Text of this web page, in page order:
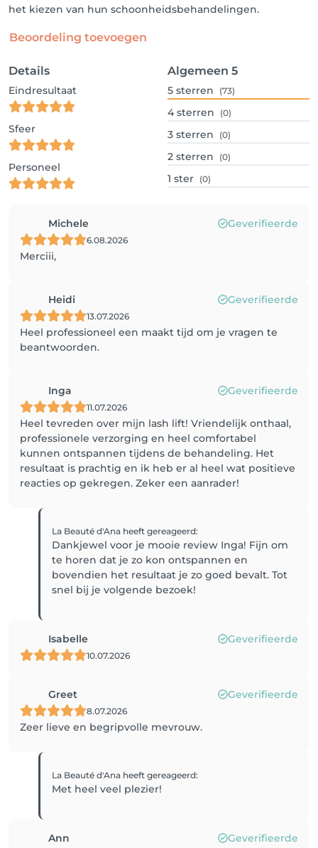
het kiezen van hun schoonheidsbehandelingen.
Beoordeling toevoegen
Details
Eindresultaat
Sfeer
Personeel
Algemeen 5
5 sterren (73)
4 sterren (0)
3 sterren (0)
2 sterren (0)
1 ster (0)
Michele Geverifieerde
6.08.2026
Merciii,
Heidi Geverifieerde
13.07.2026
Heel professioneel een maakt tijd om je vragen te
beantwoorden.
Inga Geverifieerde
11.07.2026
Heel tevreden over mijn lash lift! Vriendelijk onthaal,
professionele verzorging en heel comfortabel
kunnen ontspannen tijdens de behandeling. Het
resultaat is prachtig en ik heb er al heel wat positieve
reacties op gekregen. Zeker een aanrader!
La Beauté d'Ana heeft gereageerd:
Dankjewel voor je mooie review Inga! Fijn om
te horen dat je zo kon ontspannen en
bovendien het resultaat je zo goed bevalt. Tot
snel bij je volgende bezoek!
Isabelle Geverifieerde
10.07.2026
Greet Geverifieerde
8.07.2026
Zeer lieve en begripvolle mevrouw.
La Beauté d'Ana heeft gereageerd:
Met heel veel plezier!
Ann Geverifieerde